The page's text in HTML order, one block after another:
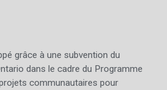
grâce à une subvention du
dans le cadre du Programme
communautaires pour